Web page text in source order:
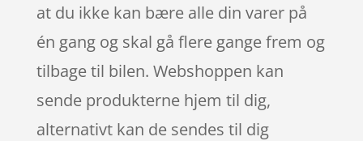
at du ikke kan bære alle din varer på
én gang og skal gå flere gange frem og
tilbage til bilen. Webshoppen kan
sende produkterne hjem til dig,
alternativt kan de sendes til dig